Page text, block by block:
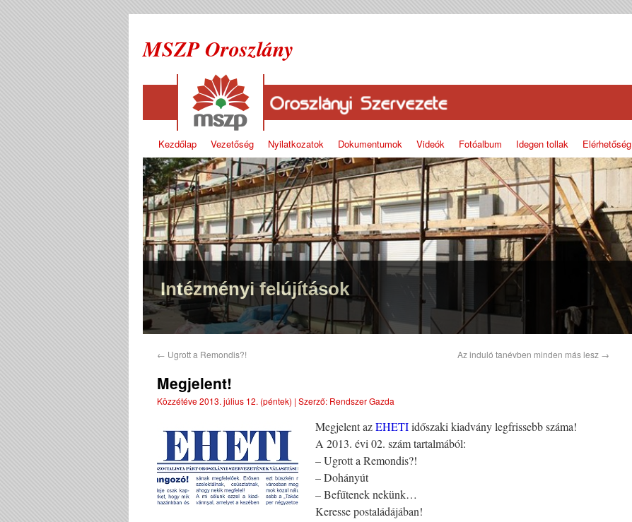
MSZP Oroszlány
Kezdőlap Vezetőség Nyilatkozatok Dokumentumok Videók Fotóalbum Idegen tollak Elérhetőség
Intézményi felújítások
← Ugrott a Remondis?! Az induló tanévben minden más lesz →
Megjelent!
Közzétéve2013. július 12. (péntek) | Szerző: Rendszer Gazda
Megjelent azEHETIidőszaki kiadvány legfrissebb száma!
A 2013. évi 02. szám tartalmából:
– Ugrott a Remondis?!
– Dohányút
– Befűtenek nekünk…
Keresse postaládájában!